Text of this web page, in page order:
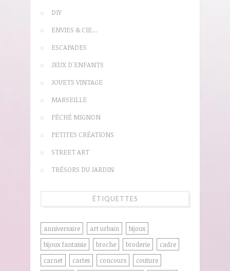
DIY
ENVIES & CIE…
ESCAPADES
JEUX D'ENFANTS
JOUETS VINTAGE
MARSEILLE
PÉCHÉ MIGNON
PETITES CRÉATIONS
STREET ART
TRÉSORS DU JARDIN
ÉTIQUETTES
anniversaire art urbain
bijoux
bijoux fantaisie
broche broderie
cadre
carnet
cartes concours
couture